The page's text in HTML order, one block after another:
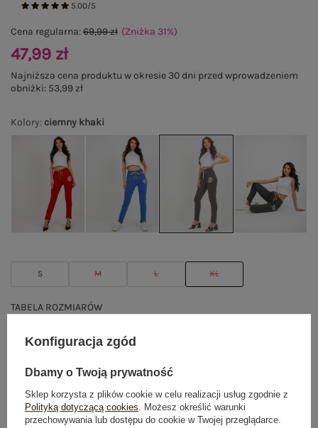
5.00/5
Kolory: ciemny khaki
S M L XL
TABELA ROZMIARÓW
Cena regularna:69,99 zł (Zniżka 31%)
47,99 zł
Najniższa cena produktu w okresie 30 dni przed wprowadzeniem
obniżki: 53,99 zł
POWIADOM O DOSTĘPNOŚCI
Dostawaod 7,99 zł
Konfiguracja zgód
Dbamy o Twoją prywatność
Sklep korzysta z plików cookie w celu realizacji usług zgodnie z
Polityką dotyczącą cookies. Możesz określić warunki
przechowywania lub dostępu do cookie w Twojej przeglądarce.